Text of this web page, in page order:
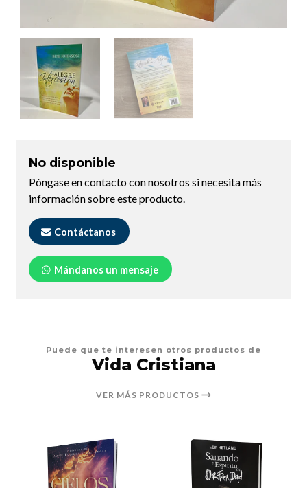
No disponible
Póngase en contacto con nosotros si necesita más
información sobre este producto.
Contáctanos
Mándanos un mensaje
Puede que te interesen otros productos de
Vida Cristiana
VER MÁS PRODUCTOS